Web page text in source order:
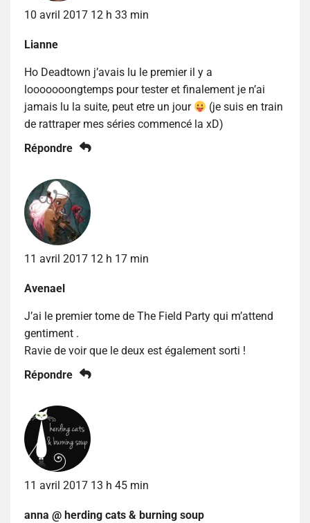
10 avril 2017 12 h 33 min
Lianne
Ho Deadtown j’avais lu le premier il y a
looooooongtemps pour tester et finalement je n’ai
jamais lu la suite, peut etre un jour
(je suis en train
de rattraper mes séries commencé la xD)
Répondre
11 avril 2017 12 h 17 min
Avenael
J’ai le premier tome de The Field Party qui m’attend
gentiment .
Ravie de voir que le deux est également sorti !
Répondre
11 avril 2017 13 h 45 min
anna @ herding cats & burning soup